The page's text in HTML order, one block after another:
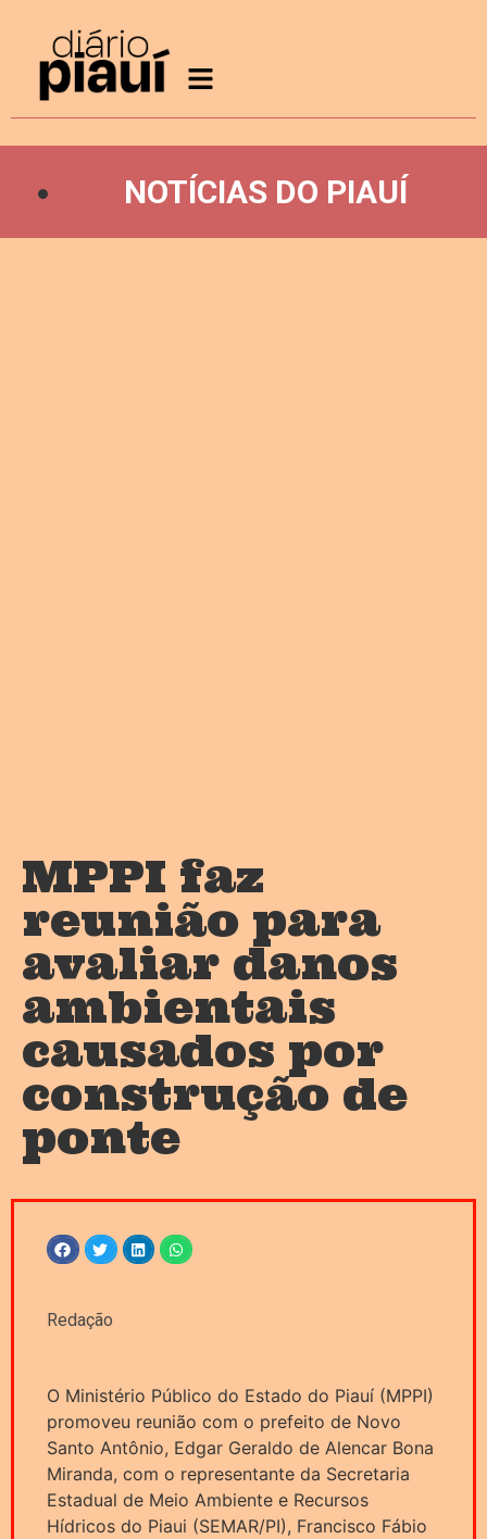
NOTÍCIAS DO PIAUÍ
MPPI faz
reunião para
avaliar danos
ambientais
causados por
construção de
ponte
Redação
O Ministério Público do Estado do Piauí (MPPI)
promoveu reunião com o prefeito de Novo
Santo Antônio, Edgar Geraldo de Alencar Bona
Miranda, com o representante da Secretaria
Estadual de Meio Ambiente e Recursos
Hídricos do Piaui (SEMAR/PI), Francisco Fábio